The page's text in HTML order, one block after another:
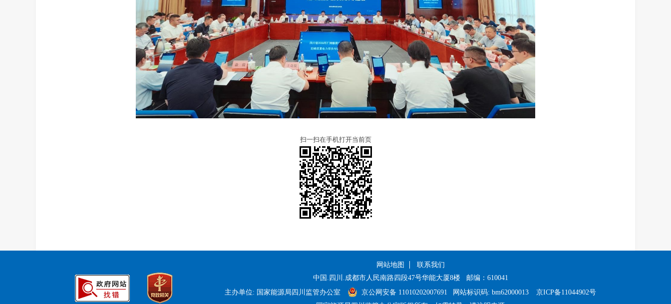
扫一扫在手机打开当前页
网站地图
联系我们
中国.四川.成都市人民南路四段47号华能大厦8楼
邮编：610041
主办单位: 国家能源局四川监管办公室
京公网安备 11010202007691 网站标识码: bm62000013
京ICP备11044902号